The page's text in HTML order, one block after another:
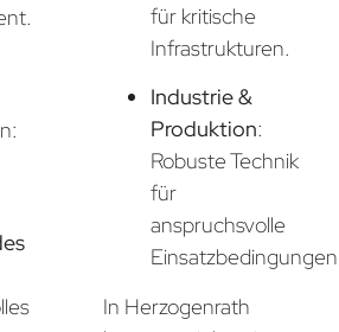
für kritische
Infrastrukturen.
Industrie &
Produktion:
Robuste Technik
für
anspruchsvolle
In Herzogenrath